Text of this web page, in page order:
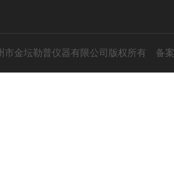
市金坛勒普仪器有限公司版权所有 备